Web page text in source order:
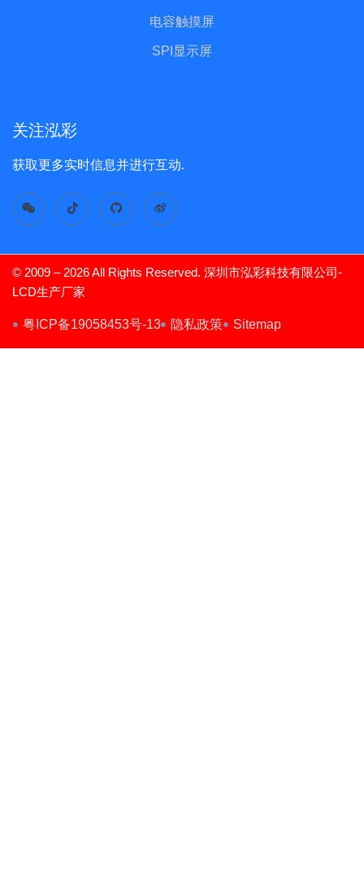
电容触摸屏
SPI显示屏
关注泓彩
获取更多实时信息并进行互动.
© 2009 – 2026 All Rights Reserved. 深圳市泓彩科技有限公司-
LCD生产厂家
粤ICP备19058453号-13 隐私政策 Sitemap